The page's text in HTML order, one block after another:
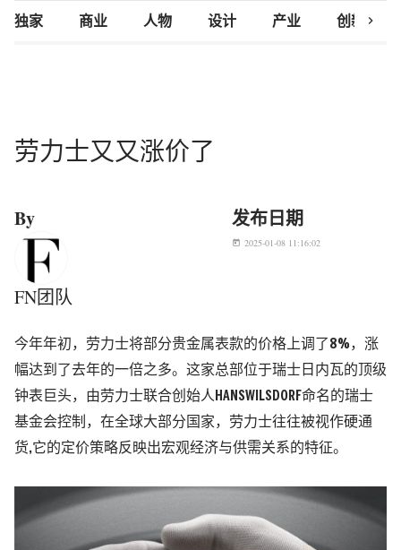
独家 商业 人物 设计 产业 创新研究
chevron_right
劳力士又又涨价了
By
FN团队
发布日期
today 2025-01-08 11:16:02
今年年初，劳力士将部分贵金属表款的价格上调了8%，涨
幅达到了去年的一倍之多。这家总部位于瑞士日内瓦的顶级
钟表巨头，由劳力士联合创始人HANSWILSDORF命名的瑞士
基金会控制，在全球大部分国家，劳力士往往被视作硬通
货,它的定价策略反映出宏观经济与供需关系的特征。